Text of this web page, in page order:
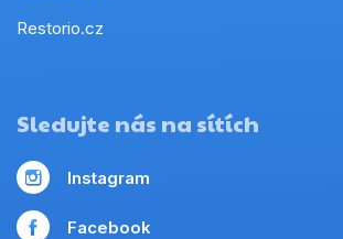
Restorio.cz
Sledujte nás na sítích
Instagram
Facebook